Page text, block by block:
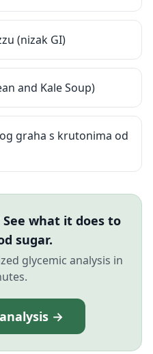
(nizak GI)
and Kale Soup)
graha s krutonima od
what it does to
sugar.
glycemic analysis in
→